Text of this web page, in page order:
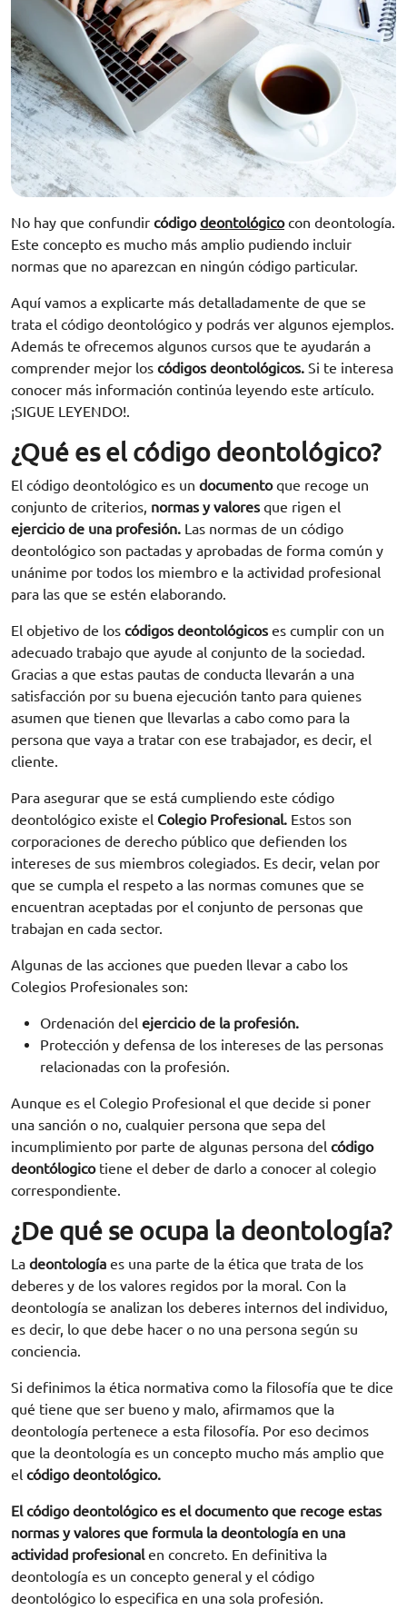
No hay que confundir códigodeontológicocon deontología.
Este concepto es mucho más amplio pudiendo incluir
normas que no aparezcan en ningún código particular.
Aquí vamos a explicarte más detalladamente de que se
trata el código deontológico y podrás ver algunos ejemplos.
Además te ofrecemos algunos cursos que te ayudarán a
comprender mejor los códigos deontológicos. Si te interesa
conocer más información continúa leyendo este artículo.
¡SIGUE LEYENDO!.
¿Qué es el código deontológico?
El código deontológico es un documentoque recoge un
conjunto de criterios, normas y valores que rigen el
ejercicio de una profesión. Las normas de un código
deontológico son pactadas y aprobadas de forma común y
unánime por todos los miembro e la actividad profesional
para las que se estén elaborando.
El objetivo de los códigos deontológicos es cumplir con un
adecuado trabajo que ayude al conjunto de la sociedad.
Gracias a que estas pautas de conducta llevarán a una
satisfacción por su buena ejecución tanto para quienes
asumen que tienen que llevarlas a cabo como para la
persona que vaya a tratar con ese trabajador, es decir, el
cliente.
Para asegurar que se está cumpliendo este código
deontológico existe el Colegio Profesional. Estos son
corporaciones de derecho público que defienden los
intereses de sus miembros colegiados. Es decir, velan por
que se cumpla el respeto a las normas comunes que se
encuentran aceptadas por el conjunto de personas que
trabajan en cada sector.
Algunas de las acciones que pueden llevar a cabo los
Colegios Profesionales son:
Ordenación del ejercicio de la profesión.
Protección y defensa de los intereses de las personas
relacionadas con la profesión.
Aunque es el Colegio Profesional el que decide si poner
una sanción o no, cualquier persona que sepa del
incumplimiento por parte de algunas persona del código
deontólogicotiene el deber de darlo a conocer al colegio
correspondiente.
¿De qué se ocupa la deontología?
La deontología es una parte de la ética que trata de los
deberes y de los valores regidos por la moral. Con la
deontología se analizan los deberes internos del individuo,
es decir, lo que debe hacer o no una persona según su
conciencia.
Si definimos la ética normativa como la filosofía que te dice
qué tiene que ser bueno y malo, afirmamos que la
deontología pertenece a esta filosofía. Por eso decimos
que la deontología es un concepto mucho más amplio que
el código deontológico.
El código deontológico es el documento que recoge estas
normas y valores que formula la deontología en una
actividad profesionalen concreto. En definitiva la
deontología es un concepto general y el código
deontológico lo especifica en una sola profesión.